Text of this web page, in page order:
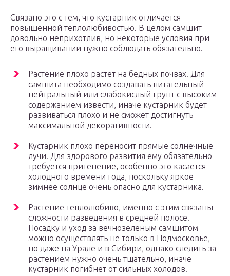
Связано это с тем, что кустарник отличается
повышенной теплолюбивостью. В целом самшит
довольно неприхотлив, но некоторые условия при
его выращивании нужно соблюдать обязательно.
Растение плохо растет на бедных почвах. Для
самшита необходимо создавать питательный
нейтральный или слабокислый грунт с высоким
содержанием извести, иначе кустарник будет
развиваться плохо и не сможет достигнуть
максимальной декоративности.
Кустарник плохо переносит прямые солнечные
лучи. Для здорового развития ему обязательно
требуется притенение, особенно это касается
холодного времени года, поскольку яркое
зимнее солнце очень опасно для кустарника.
Растение теплолюбиво, именно с этим связаны
сложности разведения в средней полосе.
Посадку и уход за вечнозеленым самшитом
можно осуществлять не только в Подмосковье,
но даже на Урале и в Сибири, однако следить за
растением нужно очень тщательно, иначе
кустарник погибнет от сильных холодов.